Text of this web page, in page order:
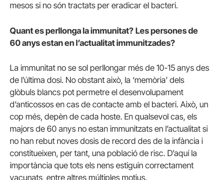
mesos si no són tractats per eradicar el bacteri.
Quant es perllonga la immunitat? Les persones de
60 anys estan en l’actualitat immunitzades?
La immunitat no se sol perllongar més de 10-15 anys des
de l’última dosi. No obstant això, la ‘memòria’ dels
glòbuls blancs pot permetre el desenvolupament
d’anticossos en cas de contacte amb el bacteri. Això, un
cop més, depèn de cada hoste. En qualsevol cas, els
majors de 60 anys no estan immunitzats en l’actualitat si
no han rebut noves dosis de record des de la infància i
constitueixen, per tant, una població de risc. D’aquí la
importància que tots els nens estiguin correctament
vacunats, entre altres múltiples motius.